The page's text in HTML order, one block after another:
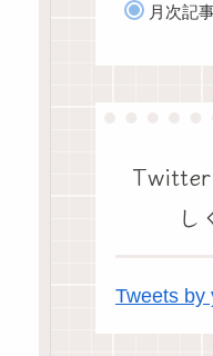
月次記
Twitter
し
Tweets by